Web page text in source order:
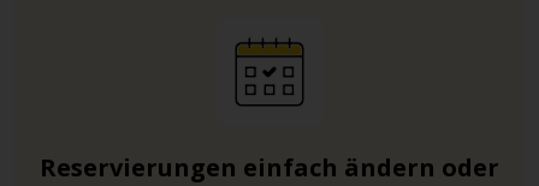
Reservierungen einfach ändern oder